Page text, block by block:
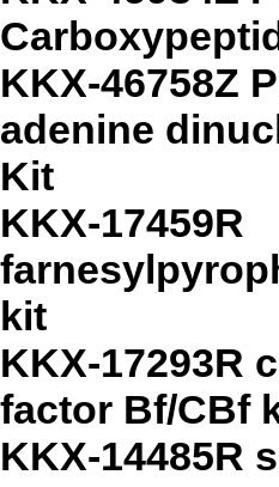
KKX-46758Z
adenine
Kit
KKX-17459R
kit
KKX-17293R
factor Bf/CBf
KKX-14485R